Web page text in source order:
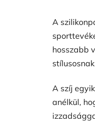
A
hosszabb
A szíj
anélkül,